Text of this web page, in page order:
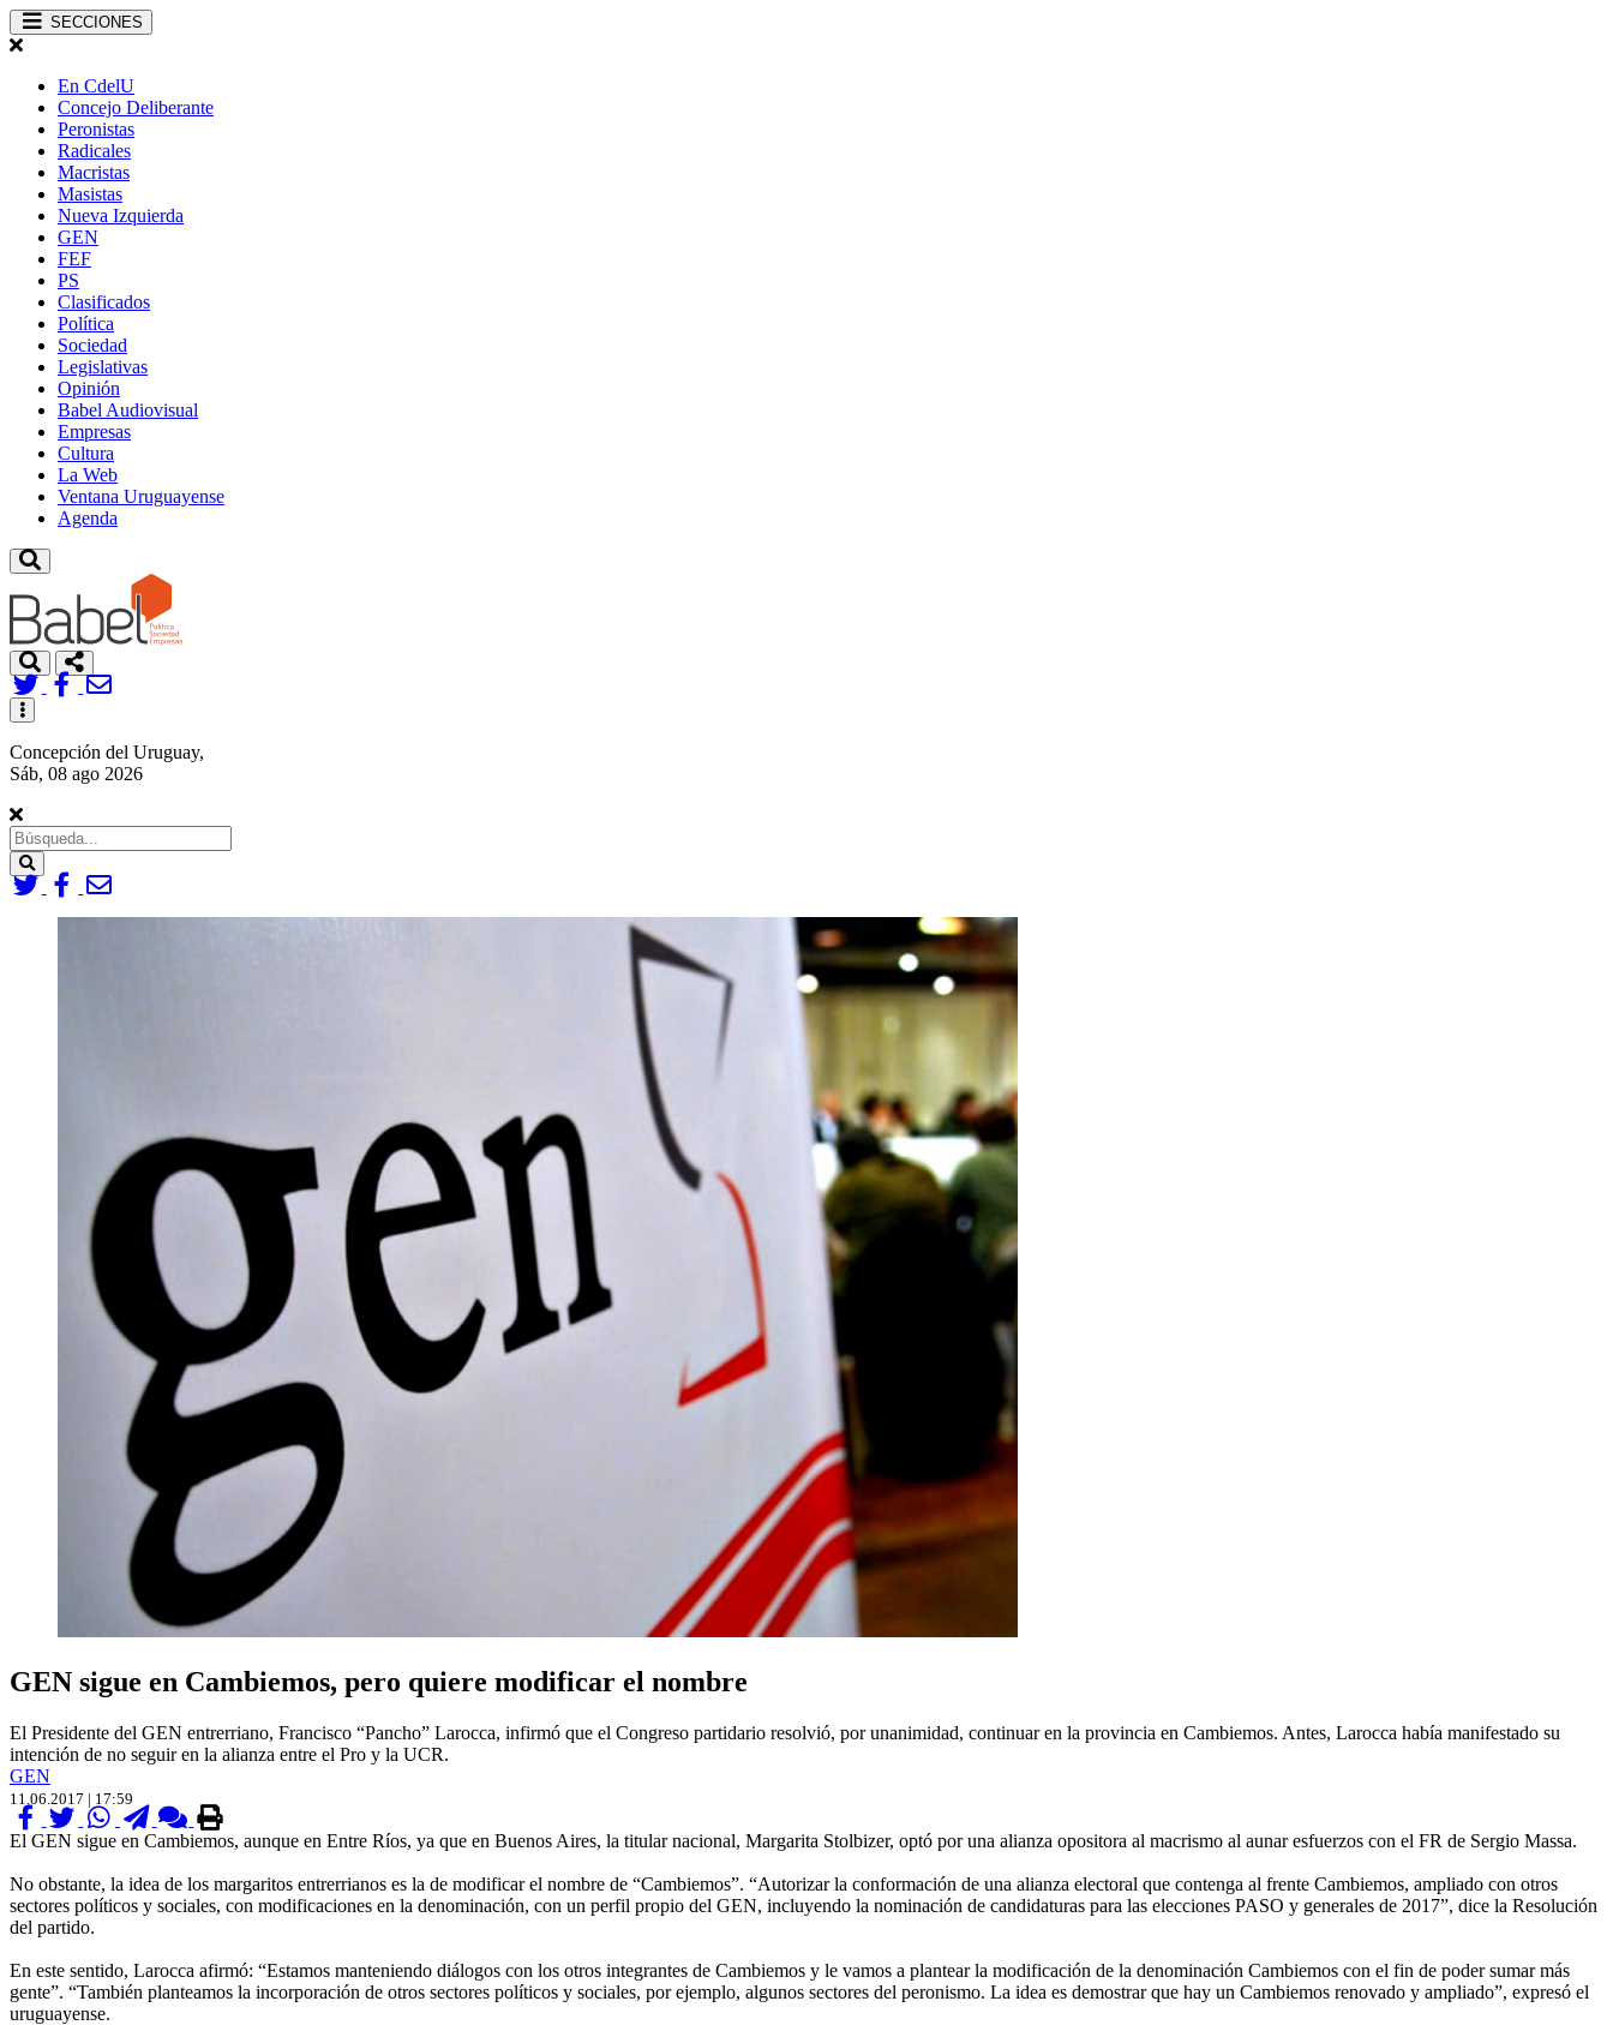
SECCIONES
En CdelU
Concejo Deliberante
Peronistas
Radicales
Macristas
Masistas
Nueva Izquierda
GEN
FEF
PS
Clasificados
Política
Sociedad
Legislativas
Opinión
Babel Audiovisual
Empresas
Cultura
La Web
Ventana Uruguayense
Agenda
Toggle
navigation
Concepción del Uruguay,
Sáb, 08 ago 2026
Search
GEN sigue en Cambiemos, pero quiere modificar el nombre
El Presidente del GEN entrerriano, Francisco “Pancho” Larocca, infirmó que el Congreso partidario resolvió, por unanimidad, continuar en la provincia en Cambiemos. Antes, Larocca había manifestado su
intención de no seguir en la alianza entre el Pro y la UCR.
GEN
11.06.2017 | 17:59
El GEN sigue en Cambiemos, aunque en Entre Ríos, ya que en Buenos Aires, la titular nacional, Margarita Stolbizer, optó por una alianza opositora al macrismo al aunar esfuerzos con el FR de Sergio Massa.
No obstante, la idea de los margaritos entrerrianos es la de modificar el nombre de “Cambiemos”. “Autorizar la conformación de una alianza electoral que contenga al frente Cambiemos, ampliado con otros
sectores políticos y sociales, con modificaciones en la denominación, con un perfil propio del GEN, incluyendo la nominación de candidaturas para las elecciones PASO y generales de 2017”, dice la Resolución
del partido.
En este sentido, Larocca afirmó: “Estamos manteniendo diálogos con los otros integrantes de Cambiemos y le vamos a plantear la modificación de la denominación Cambiemos con el fin de poder sumar más
gente”. “También planteamos la incorporación de otros sectores políticos y sociales, por ejemplo, algunos sectores del peronismo. La idea es demostrar que hay un Cambiemos renovado y ampliado”, expresó el
uruguayense.